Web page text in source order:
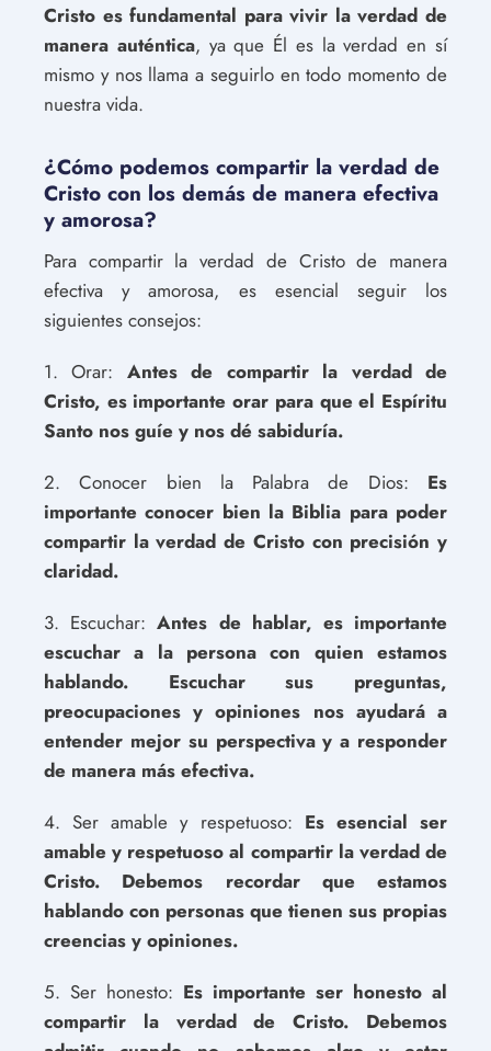
Cristo es fundamental para vivir la verdad de
manera auténtica, ya que Él es la verdad en sí
mismo y nos llama a seguirlo en todo momento de
nuestra vida.
¿Cómo podemos compartir la verdad de
Cristo con los demás de manera efectiva
y amorosa?
Para compartir la verdad de Cristo de manera
efectiva y amorosa, es esencial seguir los
siguientes consejos:
1. Orar: Antes de compartir la verdad de
Cristo, es importante orar para que el Espíritu
Santo nos guíe y nos dé sabiduría.
2. Conocer bien la Palabra de Dios: Es
importante conocer bien la Biblia para poder
compartir la verdad de Cristo con precisión y
claridad.
3. Escuchar:Antes de hablar, es importante
escuchar a la persona con quien estamos
hablando. Escuchar sus preguntas,
preocupaciones y opiniones nos ayudará a
entender mejor su perspectiva y a responder
de manera más efectiva.
4. Ser amable y respetuoso: Es esencial ser
amable y respetuoso al compartir la verdad de
Cristo. Debemos recordar que estamos
hablando con personas que tienen sus propias
creencias y opiniones.
5. Ser honesto: Es importante ser honesto al
compartir la verdad de Cristo. Debemos